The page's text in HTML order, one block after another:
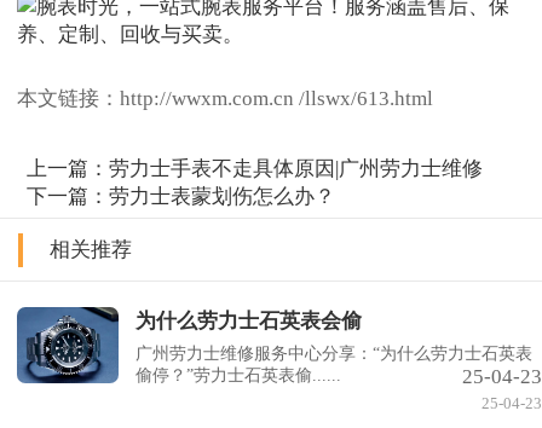
本文链接：http://wwxm.com.cn /llswx/613.html
上一篇：劳力士手表不走具体原因|广州劳力士维修
下一篇：劳力士表蒙划伤怎么办？
相关推荐
为什么劳力士石英表会偷
广州劳力士维修服务中心分享：“为什么劳力士石英表
偷停？”劳力士石英表偷......
25-04-23
25-04-23